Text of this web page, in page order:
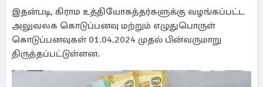
இதன்படி, கிராம உத்தியோகத்தர்களுக்கு வழங்கப்பட்ட
அலுவலக கொடுப்பனவு மற்றும் எழுதுபொருள்
கொடுப்பனவுகள் 01.04.2024 முதல் பின்வருமாறு
திருத்தப்பட்டுள்ளன.